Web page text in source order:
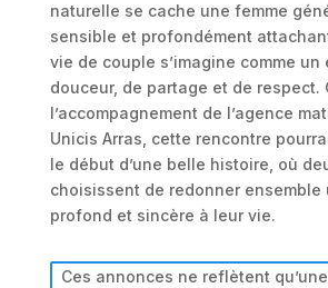
naturelle se cache une femme
sensible et profondément
vie de couple s’imagine comme un
douceur, de partage et de respect.
l’accompagnement de l’agence
Unicis Arras, cette rencontre
le début d’une belle histoire, où
choisissent de redonner ensemble
profond et sincère à leur vie.
Ces annonces ne reflètent